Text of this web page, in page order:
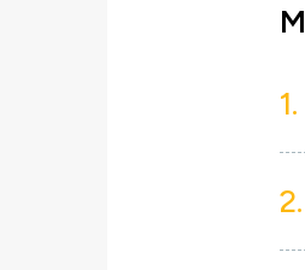
1.
2.